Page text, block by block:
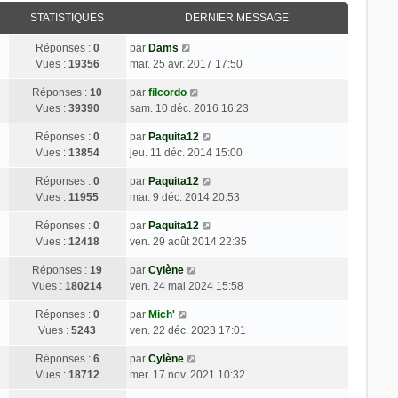
STATISTIQUES DERNIER MESSAGE
Réponses : 0
Vues : 19356
par Dams
mar. 25 avr. 2017 17:50
Réponses :10
Vues : 39390
par filcordo
sam. 10 déc. 2016 16:23
Réponses : 0
Vues : 13854
par Paquita12
jeu. 11 déc. 2014 15:00
Réponses : 0
Vues :11955
par Paquita12
mar. 9 déc. 2014 20:53
Réponses : 0
Vues : 12418
par Paquita12
ven. 29 août 2014 22:35
Réponses :19
Vues :180214
par Cylène
ven. 24 mai 2024 15:58
Réponses : 0
Vues :5243
par Mich'
ven. 22 déc. 2023 17:01
Réponses : 6
Vues : 18712
par Cylène
mer. 17 nov. 2021 10:32